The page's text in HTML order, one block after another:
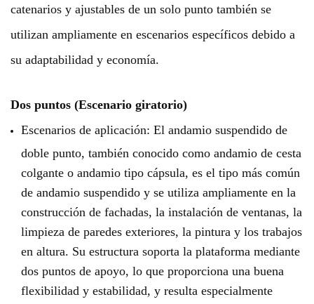
catenarios y ajustables de un solo punto también se
utilizan ampliamente en escenarios específicos debido a
su adaptabilidad y economía.
Dos puntos (Escenario giratorio)
Escenarios de aplicación: El andamio suspendido de
doble punto, también conocido como andamio de cesta
colgante o andamio tipo cápsula, es el tipo más común
de andamio suspendido y se utiliza ampliamente en la
construcción de fachadas, la instalación de ventanas, la
limpieza de paredes exteriores, la pintura y los trabajos
en altura. Su estructura soporta la plataforma mediante
dos puntos de apoyo, lo que proporciona una buena
flexibilidad y estabilidad, y resulta especialmente